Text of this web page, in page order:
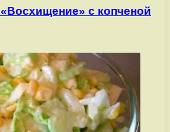
с копченой